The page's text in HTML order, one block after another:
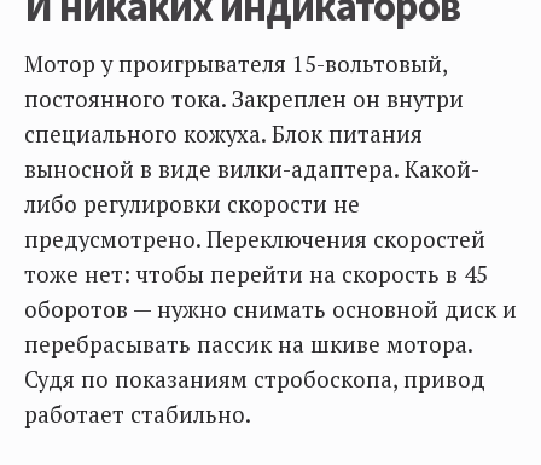
Мотор у проигрывателя 15-вольтовый,
постоянного тока. Закреплен он внутри
специального кожуха. Блок питания
выносной в виде вилки-адаптера. Какой-
либо регулировки скорости не
предусмотрено. Переключения скоростей
тоже нет: чтобы перейти на скорость в 45
оборотов — нужно снимать основной диск и
перебрасывать пассик на шкиве мотора.
Судя по показаниям стробоскопа, привод
работает стабильно.